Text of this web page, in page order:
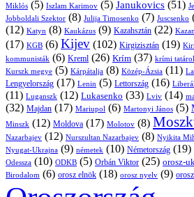
Miklós (5) Iszlam Karimov (5) Janukovics (51)
Jobboldali Szektor (8) Julija Timosenko (7) Juscsenko
(12) Katyn (8) Kaukázus (9) Kazahsztán (22)
(17) KGB (6) Kijev (102) Kirgizisztán (19)
kommunisták (6) Kreml (26) Krím (37) krími
Kurszk megye (5) Kárpátalja (8) Közép-Ázsia (11)
Lengyelország (17) Lenin (5) Lettország (16)
(11) Luganszk (12) Lukasenko (33) Lviv (14)
(32) Majdan (17) Mariupol (6) Martonyi János (5)
Minszk (12) Moldova (17) Molotov (8)
Nazarbajev (12) Nurszultan Nazarbajev (8) Nyikita
Nyugat-Ukrajna (9) németek (10) Németország (19)
Odessza (10) ODKB (5) Orbán Viktor (25) orosz-
Birodalom (6) orosz elnök (18) orosz nyelv (9)